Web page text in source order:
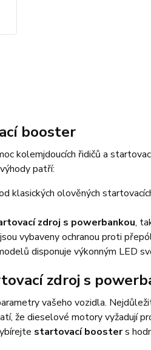
booster
kolemjdoucích řidičů a
patří:
klasických olověných
zdroj s powerbankou,
vybaveny ochranou proti
disponuje výkonným LED
zdroj s
vašeho vozidla.
že dieselové motory vyžadují
startovací boosters